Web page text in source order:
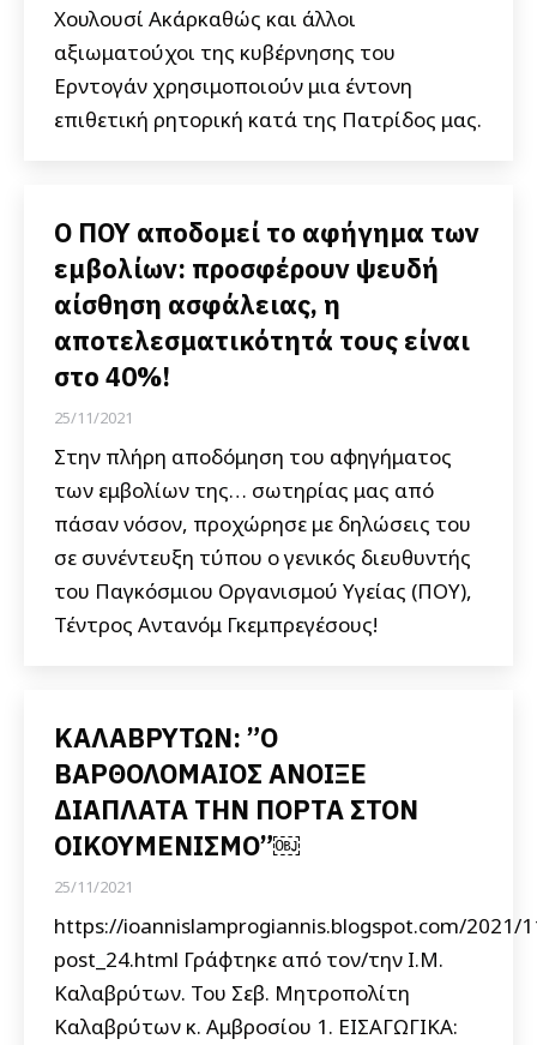
Χουλουσί Ακάρκαθώς και άλλοι
αξιωματούχοι της κυβέρνησης του
Ερντογάν χρησιμοποιούν μια έντονη
επιθετική ρητορική κατά της Πατρίδος μας.
Ο ΠΟΥ αποδομεί το αφήγημα των
εμβολίων: προσφέρουν ψευδή
αίσθηση ασφάλειας, η
αποτελεσματικότητά τους είναι
στο 40%!
25/11/2021
Στην πλήρη αποδόμηση του αφηγήματος
των εμβολίων της… σωτηρίας μας από
πάσαν νόσον, προχώρησε με δηλώσεις του
σε συνέντευξη τύπου ο γενικός διευθυντής
του Παγκόσμιου Οργανισμού Υγείας (ΠΟΥ),
Τέντρος Αντανόμ Γκεμπρεγέσους!
KΑΛΑΒΡΥΤΩΝ: ”Ο
ΒΑΡΘΟΛΟΜΑΙΟΣ ΑΝΟΙΞΕ
ΔΙΑΠΛΑΤΑ ΤΗΝ ΠΟΡΤΑ ΣΤΟΝ
ΟΙΚΟΥΜΕΝΙΣΜΟ”￼
25/11/2021
https://ioannislamprogiannis.blogspot.com/2021/
post_24.html Γράφτηκε από τον/την Ι.Μ.
Καλαβρύτων. Του Σεβ. Μητροπολίτη
Καλαβρύτων κ. Αμβροσίου 1. ΕΙΣΑΓΩΓΙΚΑ: